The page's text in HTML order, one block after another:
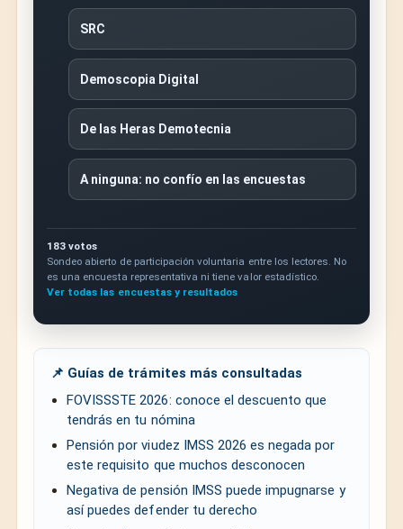
SRC
Demoscopia Digital
De las Heras Demotecnia
A ninguna: no confío en las encuestas
183 votos
Sondeo abierto de participación voluntaria entre los lectores. No
es una encuesta representativa ni tiene valor estadístico.
Ver todas las encuestas y resultados
📌 Guías de trámites más consultadas
FOVISSSTE 2026: conoce el descuento que
tendrás en tu nómina
Pensión por viudez IMSS 2026 es negada por
este requisito que muchos desconocen
Negativa de pensión IMSS puede impugnarse y
así puedes defender tu derecho